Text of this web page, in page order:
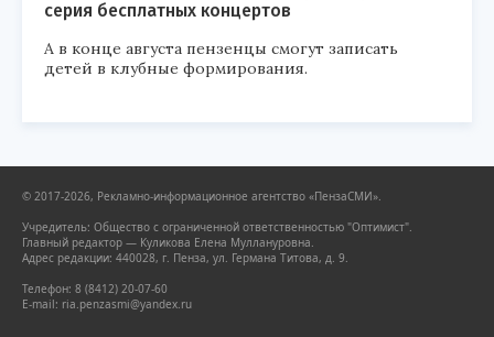
серия бесплатных концертов
А в конце августа пензенцы смогут записать
детей в клубные формирования.
© 2017-2026, Рекламно-информационное агентство «ПензаСМИ».
Учредитель: Общество с ограниченной ответственностью "Оптимист".
Главный редактор — Куликова Елена Муллануровна.
Адрес редакции: 440028, г. Пенза, ул. Германа Титова, д. 9.
Телефон: 8 (8412) 20-07-60
E-mail: ria.penzasmi@yandex.ru